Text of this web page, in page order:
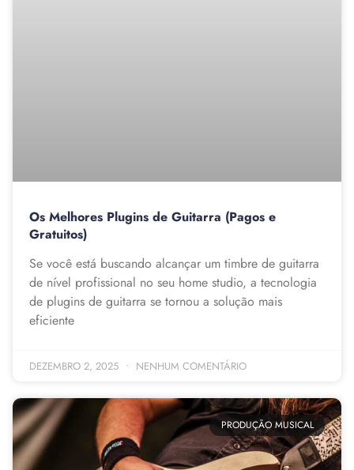
Os Melhores Plugins de Guitarra (Pagos e
Gratuitos)
Se você está buscando alcançar um timbre de guitarra
de nível profissional no seu home studio, a tecnologia
de plugins de guitarra se tornou a solução mais
eficiente
DEZEMBRO 2, 2025 NENHUM COMENTÁRIO
PRODUÇÃO MUSICAL